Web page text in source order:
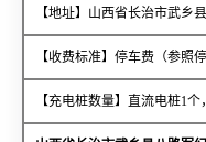
【地址】山西省长治市武乡
【收费标准】停车费（参照
【充电桩数量】直流电桩1